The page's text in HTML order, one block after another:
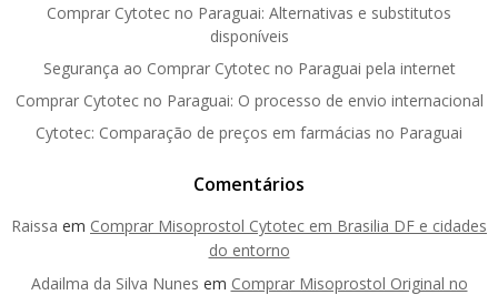
Comprar Cytotec no Paraguai: Alternativas e substitutos
disponíveis
Segurança ao Comprar Cytotec no Paraguai pela internet
Comprar Cytotec no Paraguai: O processo de envio internacional
Cytotec: Comparação de preços em farmácias no Paraguai
Comentários
Raissa em Comprar Misoprostol Cytotec em Brasilia DF e cidades
do entorno
Adailma da Silva Nunes em Comprar Misoprostol Original no